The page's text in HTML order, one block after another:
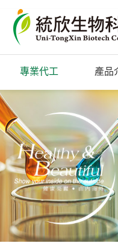
專業代工 產品